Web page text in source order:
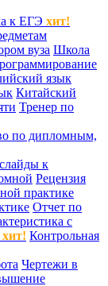
к ЕГЭ хит!
вуза Школа
язык
Китайский
Тренер по
по дипломным,
к
Рецензия
практике
Отчет по
с
хит! Контрольная
Чертежи в